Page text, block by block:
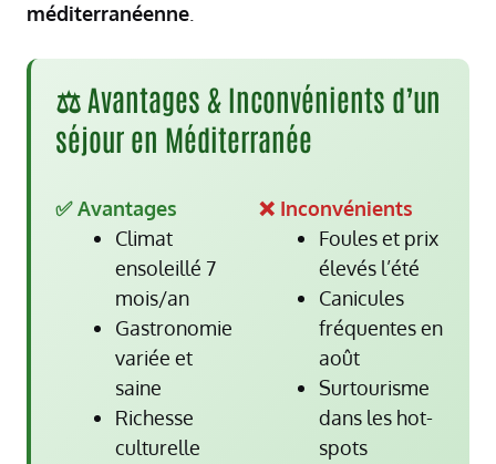
méditerranéenne
⚖️ Avantages & Inconvénients d’un
séjour en Méditerranée
✅ Avantages
Climat
ensoleillé 7
mois/an
Gastronomie
variée et
saine
Richesse
culturelle
❌ Inconvénients
Foules et prix
élevés l’été
Canicules
fréquentes en
août
Surtourisme
dans les hot-
spots